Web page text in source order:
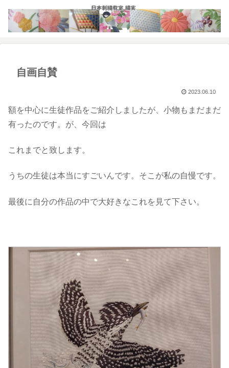
自画自賛
2023.06.10
額を中心に生徒作品をご紹介しましたが、小物もまだまだ
有ったのです。が、今回は
これまでと致します。
うちの生徒は本当にすごいんです。そこが私の自慢です。
最後に自分の作品の中で大好きなこれを見て下さい。